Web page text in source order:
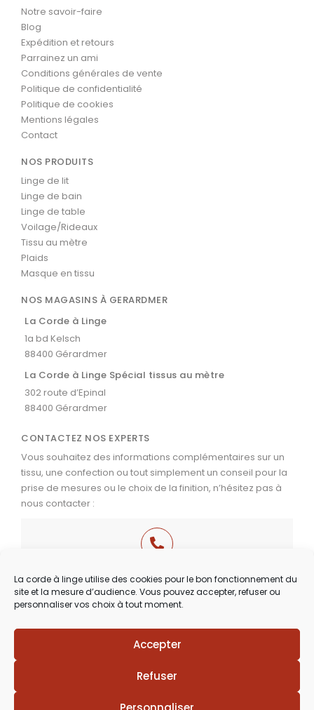
La corde à linge utilise des cookies pour le bon fonctionnement du
site et la mesure d’audience. Vous pouvez accepter, refuser ou
personnaliser vos choix à tout moment.
Accepter
Refuser
Notre savoir-faire
Blog
Expédition et retours
Parrainez un ami
Conditions générales de vente
Politique de confidentialité
Politique de cookies
Mentions légales
Contact
NOS PRODUITS
Linge de lit
Linge de bain
Linge de table
Voilage/Rideaux
Tissu au mètre
Plaids
Masque en tissu
NOS MAGASINS À GERARDMER
La Corde à Linge
1a bd Kelsch
88400 Gérardmer
La Corde à Linge Spécial tissus au mètre
302 route d’Epinal
88400 Gérardmer
CONTACTEZ NOS EXPERTS
Vous souhaitez des informations complémentaires sur un
tissu, une confection ou tout simplement un conseil pour la
prise de mesures ou le choix de la finition, n’hésitez pas à
nous contacter :
03 29 60 49 17
Du Mardi au Samedi